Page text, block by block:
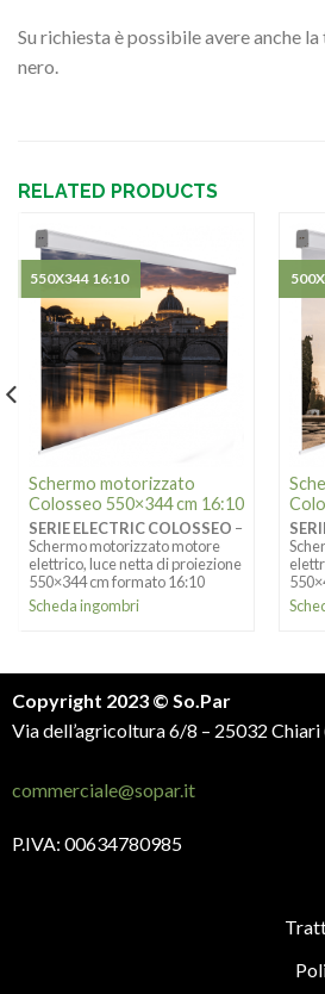
Su richiesta è possibile avere anche
nero.
RELATED PRODUCTS
Schermo motorizzato
Colosseo 550×344 cm 16:10
SERIE ELECTRIC COLOSSEO –
Schermo motorizzato motore
elettrico, luce netta di proiezione
550×344 cm formato 16:10
Scheda ingombri
550X344 16:10
Copyright 2023 © So.Par
Via dell’agricoltura 6/8 – 25032 Chiari
commerciale@sopar.it
P.IVA: 00634780985